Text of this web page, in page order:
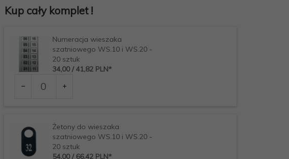
Kup cały komplet !
Numeracja wieszaka
szatniowego WS.10 i WS.20 -
20 sztuk
34,00 / 41,82 PLN*
dla
Żetony do wieszaka
szatniowego WS.10 i WS.20 -
20 sztuk
54,00 / 66,42 PLN*